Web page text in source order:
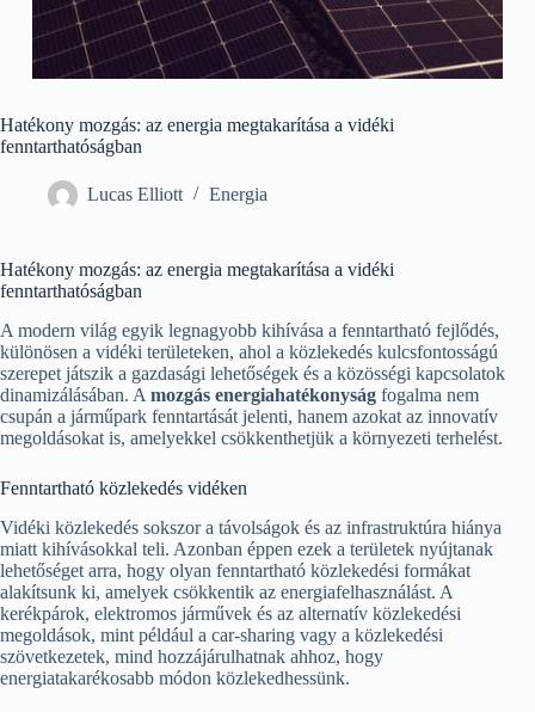
Hatékony mozgás: az energia megtakarítása a vidéki
fenntarthatóságban
Lucas Elliott Energia
Hatékony mozgás: az energia megtakarítása a vidéki
fenntarthatóságban
A modern világ egyik legnagyobb kihívása a fenntartható fejlődés,
különösen a vidéki területeken, ahol a közlekedés kulcsfontosságú
szerepet játszik a gazdasági lehetőségek és a közösségi kapcsolatok
dinamizálásában. A mozgás energiahatékonyság fogalma nem
csupán a járműpark fenntartását jelenti, hanem azokat az innovatív
megoldásokat is, amelyekkel csökkenthetjük a környezeti terhelést.
Fenntartható közlekedés vidéken
Vidéki közlekedés sokszor a távolságok és az infrastruktúra hiánya
miatt kihívásokkal teli. Azonban éppen ezek a területek nyújtanak
lehetőséget arra, hogy olyan fenntartható közlekedési formákat
alakítsunk ki, amelyek csökkentik az energiafelhasználást. A
kerékpárok, elektromos járművek és az alternatív közlekedési
megoldások, mint például a car-sharing vagy a közlekedési
szövetkezetek, mind hozzájárulhatnak ahhoz, hogy
energiatakarékosabb módon közlekedhessünk.